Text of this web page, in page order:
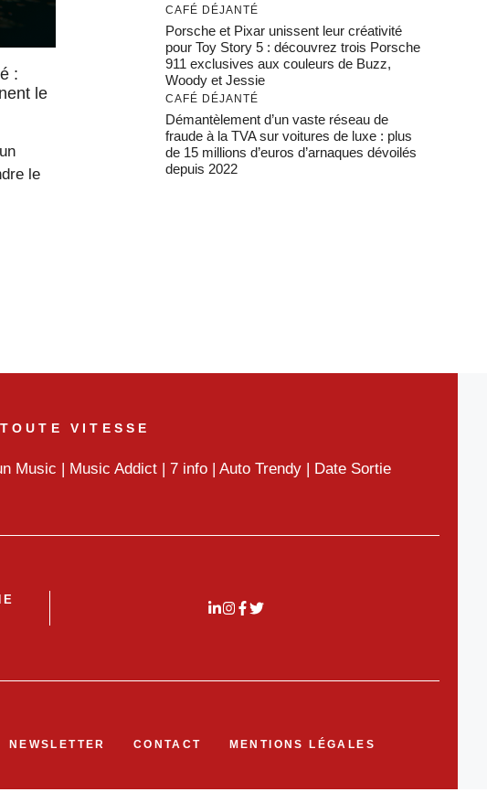
:
le
le
CAFÉ DÉJANTÉ
Porsche et Pixar unissent leur créativité
pour Toy Story 5 : découvrez trois Porsche
911 exclusives aux couleurs de Buzz,
Woody et Jessie
CAFÉ DÉJANTÉ
Démantèlement d’un vaste réseau de
fraude à la TVA sur voitures de luxe : plus
de 15 millions d’euros d’arnaques dévoilés
depuis 2022
VITESSE
Music | Music Addict | 7 info | Auto Trendy | Date Sortie
NEWSLETTER CONTACT MENTIONS LÉGALES